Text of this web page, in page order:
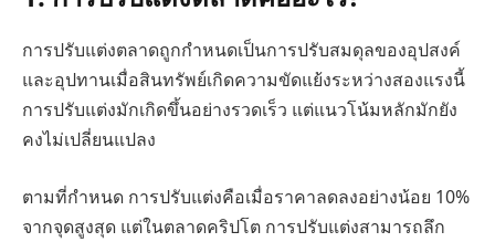
การปรับแต่งตลาดถูกกำหนดเป็นการปรับสมดุลของอุปสงค์
และอุปทานเมื่อสินทรัพย์เกิดความขัดแย้งระหว่างสองแรงนี้
การปรับแต่งมักเกิดขึ้นอย่างรวดเร็ว แต่แนวโน้มหลักมักยัง
คงไม่เปลี่ยนแปลง
ตามที่กำหนด การปรับแต่งคือเมื่อราคาลดลงอย่างน้อย 10%
จากจุดสูงสุด แต่ในตลาดคริปโต การปรับแต่งสามารถลึก